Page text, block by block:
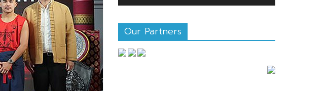
Our Partners